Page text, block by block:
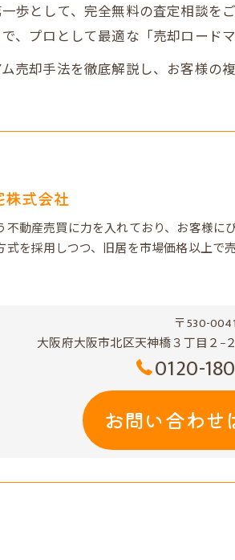
歩として、完全無料の査定相談
、プロとして最適な「売却ロード
売却手法を徹底解説し、お客様の
株式会社
不動産売買に力を入れており、お客様
式を採用しつつ、旧居を市場価格以上で
〒530-0041
大阪府大阪市北区天神橋３丁目２−
0120-
お問い合わせ